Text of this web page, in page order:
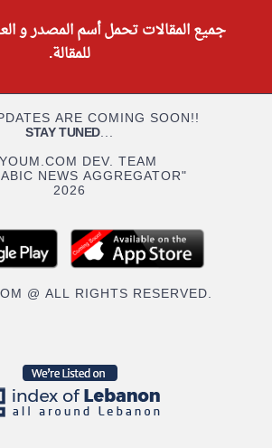
جميع المقالات تحمل أسم المصدر و
للمقالة.
ARE COMING SOON!!
STAY TUNED...
DEV. TEAM
NEWS AGGREGATOR"
2026
@ ALL RIGHTS RESERVED.